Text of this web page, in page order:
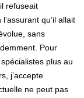
refuseait
qu’il allait
sans
Pour
plus au
j’accepte
ne peut pas